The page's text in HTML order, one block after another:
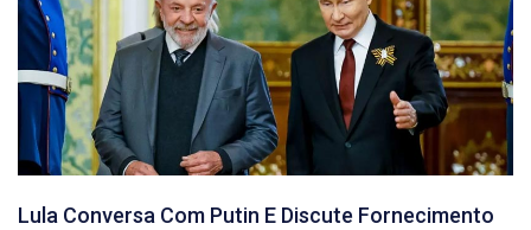
Lula Conversa Com Putin E Discute Fornecimento